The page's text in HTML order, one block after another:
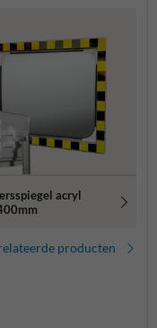
acryl
producten